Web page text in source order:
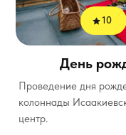
Проведение дня
колоннады
центр.
День
10